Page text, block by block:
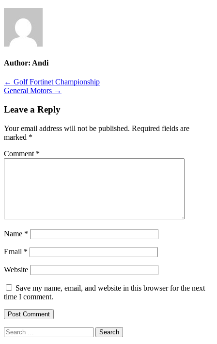
Author: Andi
Post
navigation
← Golf Fortinet Championship
General Motors →
Leave a Reply
Your email address will not be published. Required fields are
marked *
Comment *
Name *
Email *
Website
Save my name, email, and website in this browser for the next
time I comment.
Search
for: